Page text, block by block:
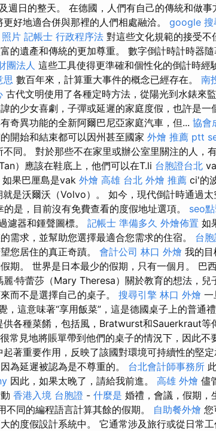
週日的整天。 在德國，人們有自己的傳統和做事
好地適合併與那裡的人們相處融洽。 google 搜
片 記帳士 行政程序法 對這些文化規範的接受不
的遺產和傳統的更加尊重。 數字倒計時計時器
團法人 這些工具使得更準確和個性化的倒計時經
思 數百年來，計算重大事件的概念已經存在。 南
古代文明使用了各種定時方法，從陽光到水錶來
的少女喜劇，子彈或延遲的家庭度假，也許是一
奇異功能的全新阿爾巴尼亞家庭汽車，但... 協會
開始和結束都可以因州甚至國家 外燴 推薦 ptt
不同。 對於那些不在家里或辦公室里關注的人，
）應該在鞋底上，他們可以在T.li 台胞證台北
如果巴厘島是vak 外燴 高雄 台北 外燴 推薦 ci'的
是沃爾沃（Volvo）。 如今，現代倒計時通過
的是，目前沒有免費查看的度假地址選項。 seo
濾器和鍾聲圖標。 記帳士 準備多久 外燴佈置 如
需求，並幫助您選擇最適合您需求的住宿。 台
您居住的真正奇蹟。 會計公司 林口 外燴 我的
期。 世界是日本最少的假期，只有一個月。 巴
·特蕾莎（Mary Theresa）關於教育的想法，兒
而不是選擇自己的桌子。 搜尋引擎 林口 外燴 一
，這意味著“享用飯菜”，這是德國桌子上的普通禮
供各種菜餚，包括風，Bratwurst和Sauerkraut等
常見地將賬單帶到他們的桌子的情況下，因此不
起著重要作用，反映了該國對環境可持續性的堅
為延遲被認為是不尊重的。 台北會計師事務所
因此，如果太晚了，請給我前進。 高雄 外燴 儘
香港入境 台胞證 - 什麼是 婚禮，會議，假期，
不同的編程語言計算其餘的假期。 自助餐外燴 您
的度假設計系統中。 它通常涉及旅行或從日常